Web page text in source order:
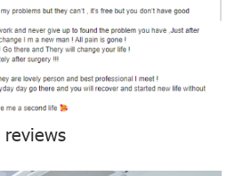
reviews